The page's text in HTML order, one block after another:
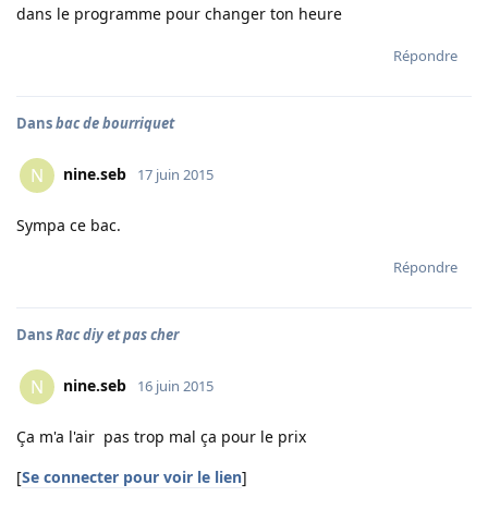
dans le programme pour changer ton heure
Répondre
Dansbac de bourriquet
N nine.seb 17 juin 2015
Sympa ce bac.
Répondre
DansRac diy et pas cher
N nine.seb 16 juin 2015
Ça m'a l'air pas trop mal ça pour le prix
[Se connecter pour voir le lien]